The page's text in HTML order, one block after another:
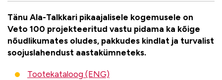
Tänu Ala-Talkkari pikaajalisele kogemusele on
Veto 100 projekteeritud vastu pidama ka kõige
nõudlikumates oludes, pakkudes kindlat ja turvalist
soojuslahendust aastakümneteks.
Tootekataloog (ENG)